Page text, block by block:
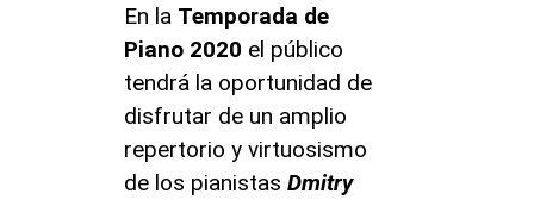
En la Temporada de
Piano 2020 el público
tendrá la oportunidad de
disfrutar de un amplio
repertorio y virtuosismo
de los pianistas Dmitry